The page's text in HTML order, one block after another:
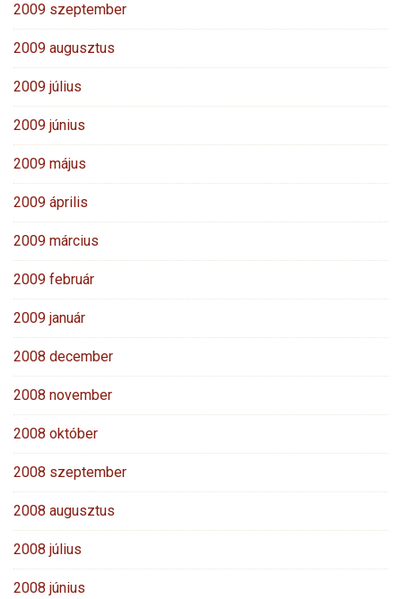
2009 szeptember
2009 augusztus
2009 július
2009 június
2009 május
2009 április
2009 március
2009 február
2009 január
2008 december
2008 november
2008 október
2008 szeptember
2008 augusztus
2008 július
2008 június